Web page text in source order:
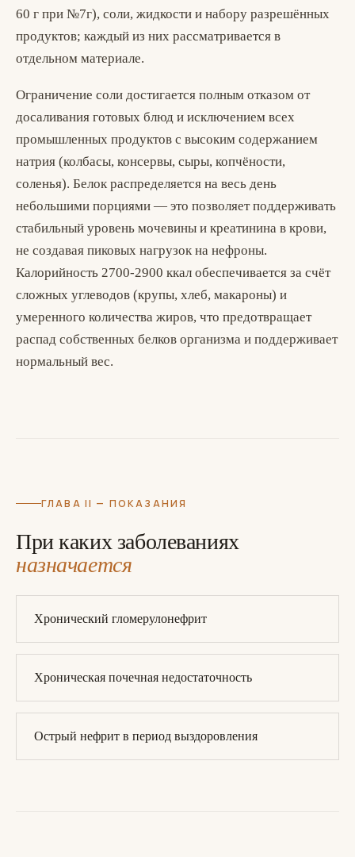
60 г при №7г), соли, жидкости и набору разрешённых
продуктов; каждый из них рассматривается в
отдельном материале.
Ограничение соли достигается полным отказом от
досаливания готовых блюд и исключением всех
промышленных продуктов с высоким содержанием
натрия (колбасы, консервы, сыры, копчёности,
соленья). Белок распределяется на весь день
небольшими порциями — это позволяет поддерживать
стабильный уровень мочевины и креатинина в крови,
не создавая пиковых нагрузок на нефроны.
Калорийность 2700-2900 ккал обеспечивается за счёт
сложных углеводов (крупы, хлеб, макароны) и
умеренного количества жиров, что предотвращает
распад собственных белков организма и поддерживает
нормальный вес.
ГЛАВА II — ПОКАЗАНИЯ
При каких заболеваниях
назначается
Хронический гломерулонефрит
Хроническая почечная недостаточность
Острый нефрит в период выздоровления